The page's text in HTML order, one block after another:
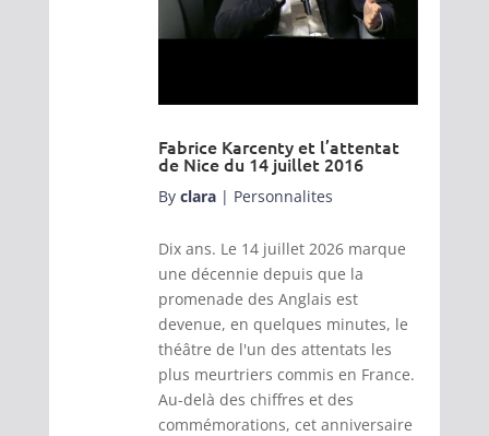
Fabrice Karcenty et l’attentat
de Nice du 14 juillet 2016
By clara| Personnalites
Dix ans. Le 14 juillet 2026 marque
une décennie depuis que la
promenade des Anglais est
devenue, en quelques minutes, le
théâtre de l'un des attentats les
plus meurtriers commis en France.
Au-delà des chiffres et des
commémorations, cet anniversaire